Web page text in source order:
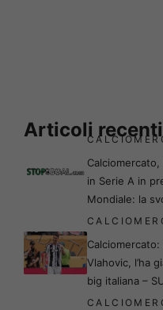
Articoli recenti
in Serie A in
Mondiale: la
Calciomercato:
Vlahovic, l’ha
big italiana –